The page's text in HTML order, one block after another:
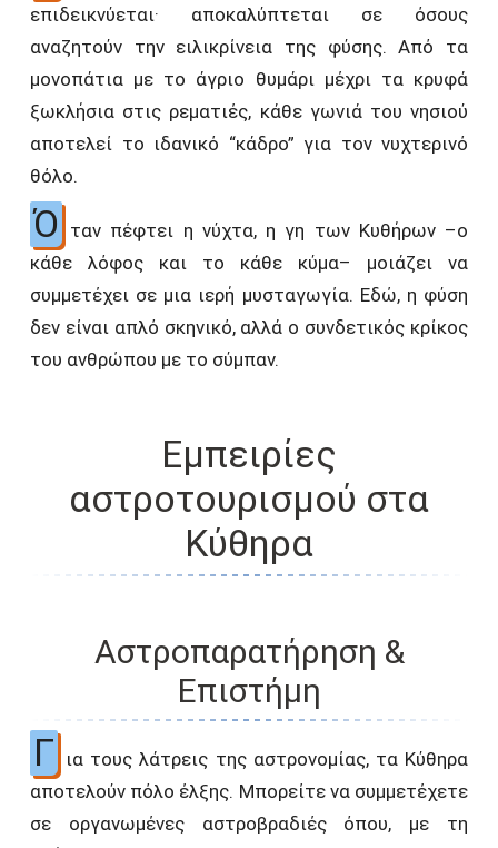
επιδεικνύεται· αποκαλύπτεται σε όσους
αναζητούν την ειλικρίνεια της φύσης. Από τα
μονοπάτια με το άγριο θυμάρι μέχρι τα κρυφά
ξωκλήσια στις ρεματιές, κάθε γωνιά του νησιού
αποτελεί το ιδανικό “κάδρο” για τον νυχτερινό
θόλο.
Ό
ταν πέφτει η νύχτα, η γη των Κυθήρων –ο
κάθε λόφος και το κάθε κύμα– μοιάζει να
συμμετέχει σε μια ιερή μυσταγωγία. Εδώ, η φύση
δεν είναι απλό σκηνικό, αλλά ο συνδετικός κρίκος
του ανθρώπου με το σύμπαν.
Εμπειρίες
αστροτουρισμού στα
Κύθηρα
Αστροπαρατήρηση &
Επιστήμη
Γ
ια τους λάτρεις της αστρονομίας, τα Κύθηρα
αποτελούν πόλο έλξης. Μπορείτε να συμμετέχετε
σε οργανωμένες αστροβραδιές όπου, με τη